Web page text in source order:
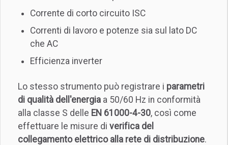
Corrente di corto circuito ISC
Correnti di lavoro e potenze sia sul lato DC
che AC
Efficienza inverter
Lo stesso strumento può registrare i parametri
di qualità dell'energia a 50/60 Hz in conformità
alla classe S delle EN 61000-4-30, così come
effettuare le misure di verifica del
collegamento elettrico alla rete di distribuzione.